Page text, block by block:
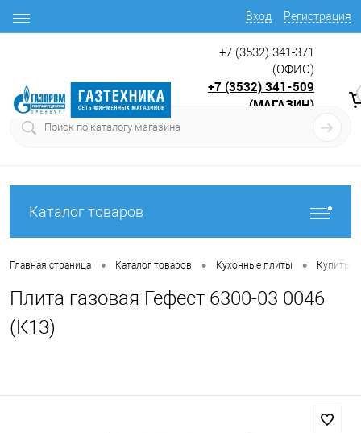
Вход Регистрация
+7 (3532) 341-371
(ОФИС)
+7 (3532) 341-509
(МАГАЗИН)
Каталог товаров
Главная страница • Каталог товаров • Кухонные плиты • Купить
Плита газовая Гефест 6300-03 0046
(К13)